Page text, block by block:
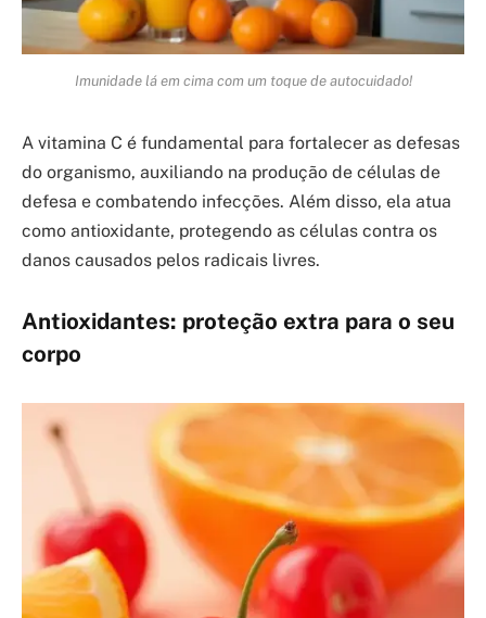
Imunidade lá em cima com um toque de autocuidado!
A vitamina C é fundamental para fortalecer as defesas
do organismo, auxiliando na produção de células de
defesa e combatendo infecções. Além disso, ela atua
como antioxidante, protegendo as células contra os
danos causados pelos radicais livres.
Antioxidantes: proteção extra para o seu
corpo